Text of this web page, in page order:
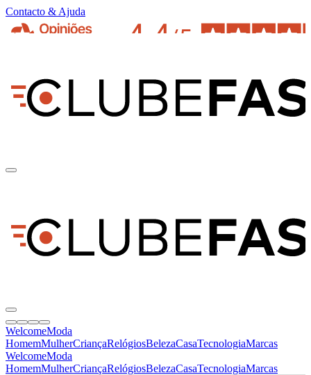
Contacto & Ajuda
WelcomeModa
HomemMulherCriançaRelógiosBelezaCasaTecnologiaMarcas
WelcomeModa
HomemMulherCriançaRelógiosBelezaCasaTecnologiaMarcas